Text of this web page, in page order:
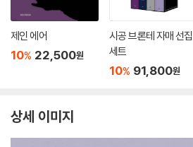
제인 에어
10% 22,500원
시공 브론테 자매 선집
세트
10% 91,800원
상세 이미지